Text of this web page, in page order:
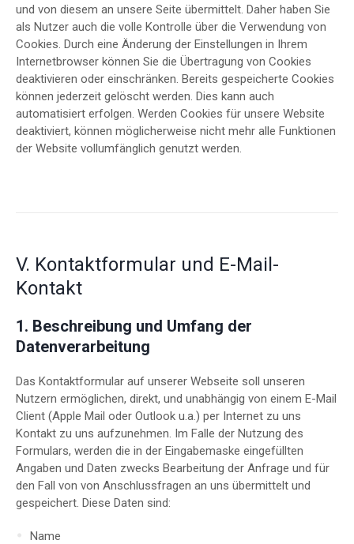
und von diesem an unsere Seite übermittelt. Daher haben Sie
als Nutzer auch die volle Kontrolle über die Verwendung von
Cookies. Durch eine Änderung der Einstellungen in Ihrem
Internetbrowser können Sie die Übertragung von Cookies
deaktivieren oder einschränken. Bereits gespeicherte Cookies
können jederzeit gelöscht werden. Dies kann auch
automatisiert erfolgen. Werden Cookies für unsere Website
deaktiviert, können möglicherweise nicht mehr alle Funktionen
der Website vollumfänglich genutzt werden.
V. Kontaktformular und E-Mail-
Kontakt
1. Beschreibung und Umfang der
Datenverarbeitung
Das Kontaktformular auf unserer Webseite soll unseren
Nutzern ermöglichen, direkt, und unabhängig von einem E-Mail
Client (Apple Mail oder Outlook u.a.) per Internet zu uns
Kontakt zu uns aufzunehmen. Im Falle der Nutzung des
Formulars, werden die in der Eingabemaske eingefüllten
Angaben und Daten zwecks Bearbeitung der Anfrage und für
den Fall von von Anschlussfragen an uns übermittelt und
gespeichert. Diese Daten sind:
Name